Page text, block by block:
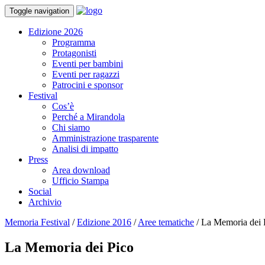
Toggle navigation
Edizione 2026
Programma
Protagonisti
Eventi per bambini
Eventi per ragazzi
Patrocini e sponsor
Festival
Cos’è
Perché a Mirandola
Chi siamo
Amministrazione trasparente
Analisi di impatto
Press
Area download
Ufficio Stampa
Social
Archivio
Memoria Festival /Edizione 2016 /Aree tematiche /La Memoria dei
La Memoria dei Pico